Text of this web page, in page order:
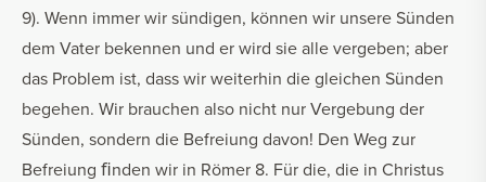
9). Wenn immer wir sündigen, können wir unsere Sünden
dem Vater bekennen und er wird sie alle vergeben; aber
das Problem ist, dass wir weiterhin die gleichen Sünden
begehen. Wir brauchen also nicht nur Vergebung der
Sünden, sondern die Befreiung davon! Den Weg zur
Befreiung ﬁnden wir in Römer 8. Für die, die in Christus